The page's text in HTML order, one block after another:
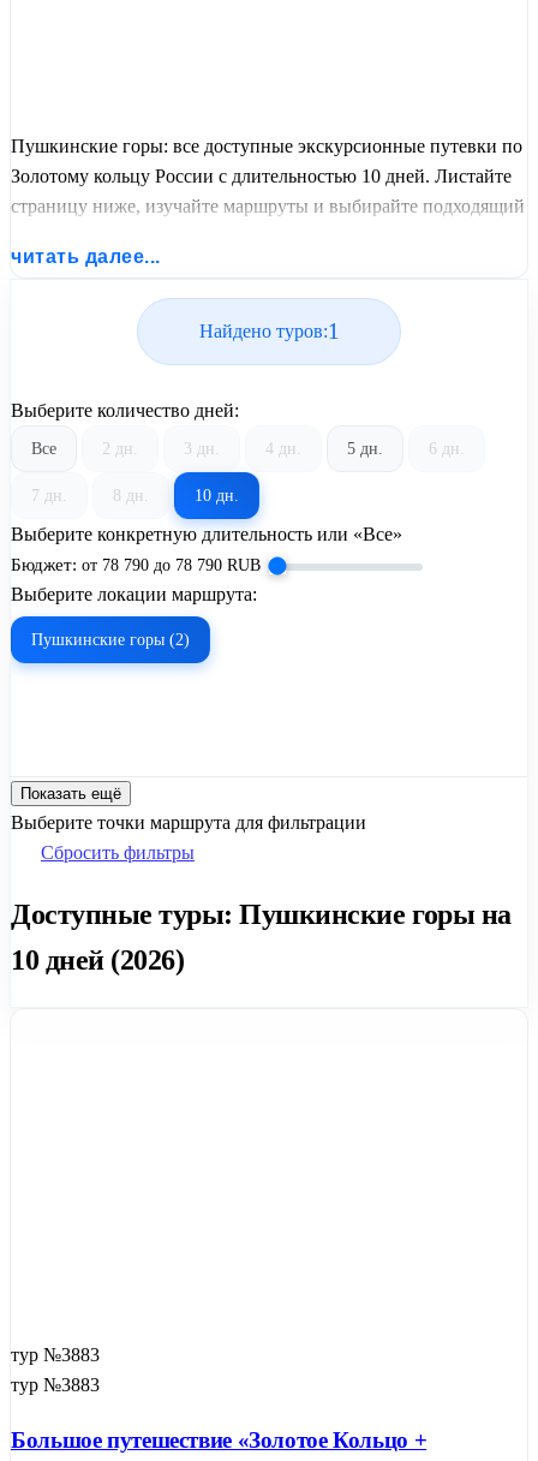
Пушкинские горы: все доступные экскурсионные путевки по
Золотому кольцу России с длительностью 10 дней. Листайте
страницу ниже, изучайте маршруты и выбирайте подходящий
от United Travel Systems.
читать далее...
Найдено туров:1
Выберите количество дней:
Все 2 дн. 3 дн. 4 дн. 5 дн. 6 дн.
7 дн. 8 дн. 10 дн.
Выберите конкретную длительность или «Все»
Бюджет: от 78 790 до 78 790 RUB
Выберите локации маршрута:
Пушкинские горы (2)
Показать ещё
Выберите точки маршрута для фильтрации
Сбросить фильтры
Доступные туры: Пушкинские горы на
10 дней (2026)
тур №3883
тур №3883
Большое путешествие «Золотое Кольцо +